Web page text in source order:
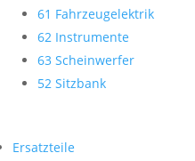
61 Fahrzeugelektrik
62 Instrumente
63 Scheinwerfer
52 Sitzbank
Ersatzteile